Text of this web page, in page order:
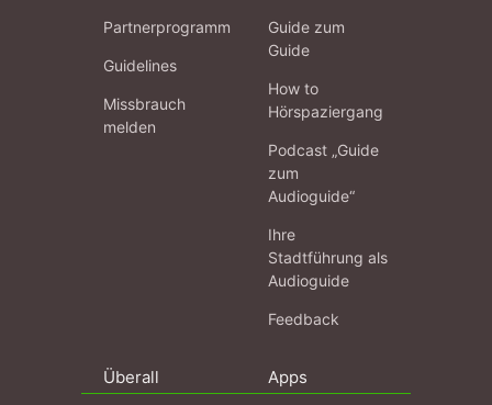
Partnerprogramm
Guidelines
Missbrauch
melden
Guide zum
Guide
How to
Hörspaziergang
Podcast „Guide
zum
Audioguide“
Ihre
Stadtführung als
Audioguide
Feedback
Überall Apps